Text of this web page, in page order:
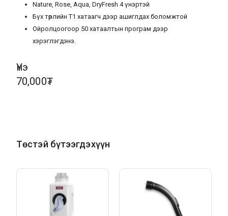
Nature, Rose, Aqua, DryFresh 4 үнэртэй
Бүх төрлийн Т1 хатаагч дээр ашиглдах боломжтой
Ойролцоогоор 50 хатаалтын програм дээр
хэрэглэгдэнэ.
Үнэ
70,000₮
Төстэй бүтээгдэхүүн